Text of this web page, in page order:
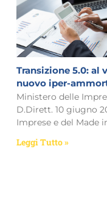
Transizione 5.0: al
nuovo iper-
Ministero delle
D.Dirett. 10 giugno
Imprese e del Made
Leggi Tutto »